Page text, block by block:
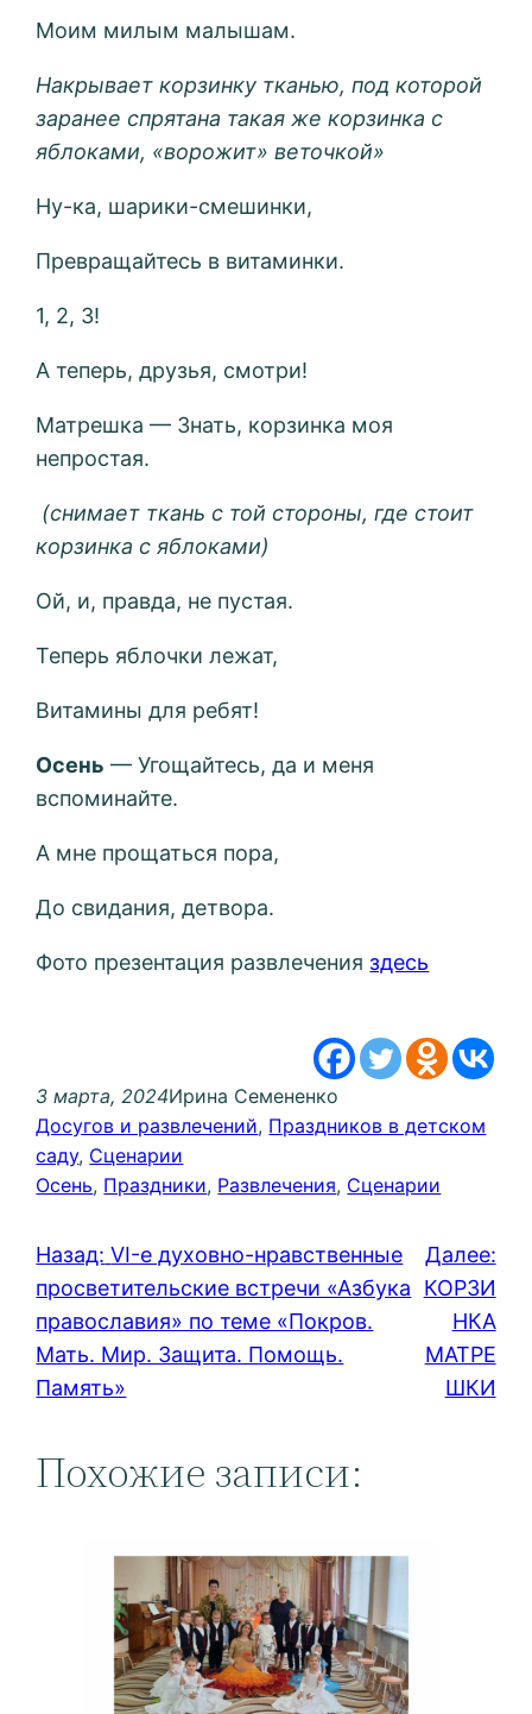
Моим милым малышам.
Накрывает корзинку тканью, под которой
заранее спрятана такая же корзинка с
яблоками, «ворожит» веточкой»
Ну-ка, шарики-смешинки,
Превращайтесь в витаминки.
1, 2, 3!
А теперь, друзья, смотри!
Матрешка — Знать, корзинка моя
непростая.
(снимает ткань с той стороны, где стоит
корзинка с яблоками)
Ой, и, правда, не пустая.
Теперь яблочки лежат,
Витамины для ребят!
Осень — Угощайтесь, да и меня
вспоминайте.
А мне прощаться пора,
До свидания, детвора.
Фото презентация развлечения здесь
3 марта, 2024Ирина Семененко
Досугов и развлечений, Праздников в детском
саду, Сценарии
Осень, Праздники, Развлечения, Сценарии
Назад: VI-е духовно-нравственные
просветительские встречи «Азбука
православия» по теме «Покров.
Мать. Мир. Защита. Помощь.
Память»
Далее:
КОРЗИ
НКА
МАТРЕ
ШКИ
Похожие записи: